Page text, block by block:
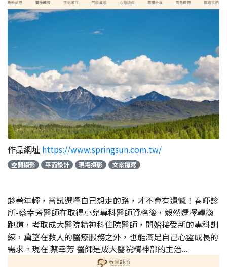
趁著年輕，嘗試選擇自己想走的路，才不會有遺憾！春暉診
所-蔡幸芳醫師在取得小兒專科醫師資格後，毅然選擇轉換
跑道，考取成大醫院精神科住院醫師，開始接受新的專科訓
練，冀望在救人的醫療服務之外，也能滿足自己心靈成長的
需求。現在 蔡幸芳 醫師是成大醫院精神部的主治...
作品網址 https://www.springsun.com.tw/
空間攝影 平面設計 現場攝影 文案攥寫